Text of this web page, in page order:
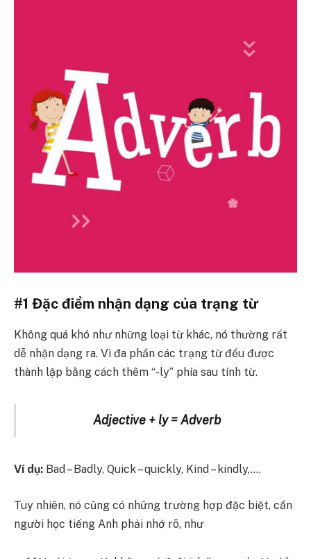
#1 Đặc điểm nhận dạng của trạng từ
Không quá khó như những loại từ khác, nó thường rất
dễ nhận dạng ra. Vì đa phần các trạng từ đều được
thành lập bằng cách thêm “-ly” phía sau tính từ.
Adjective + ly = Adverb
Ví dụ: Bad – Badly, Quick – quickly, Kind – kindly,….
Tuy nhiên, nó cũng có những trường hợp đặc biệt, cần
người học tiếng Anh phải nhớ rõ, như